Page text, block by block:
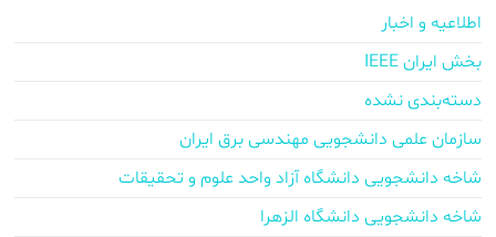
اطلاعیه و اخبار
بخش ایران IEEE
دسته‌بندی نشده
سازمان علمی دانشجویی مهندسی برق ایران
شاخه دانشجویی دانشگاه آزاد واحد علوم و تحقیقات
شاخه دانشجویی دانشگاه الزهرا